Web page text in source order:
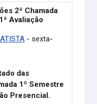
2ª Chamada
Avaliação
-sexta-
das
1º Semestre
Presencial.